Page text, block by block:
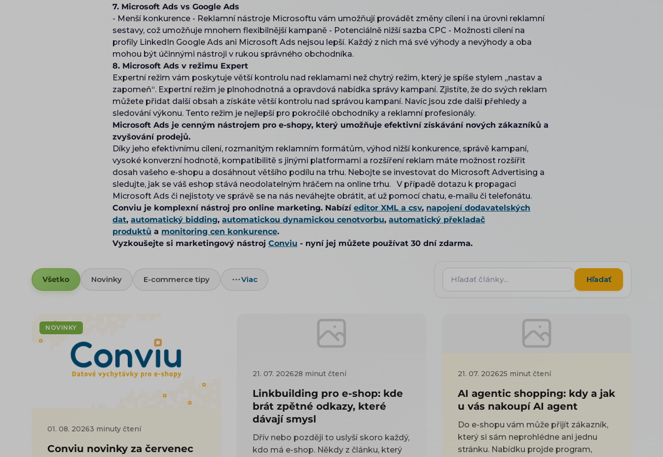
7. Microsoft Ads vs Google Ads
- Menší konkurence - Reklamní nástroje Microsoftu vám umožňují provádět změny cílení i na úrovni reklamní
sestavy, což umožňuje mnohem flexibilnější kampaně - Potenciálně nižší sazba CPC - Možnosti cílení na
profily LinkedIn Google Ads ani Microsoft Ads nejsou lepší. Každý z nich má své výhody a nevýhody a oba
mohou být účinnými nástroji v rukou správného obchodníka.
8. Microsoft Ads v režimu Expert
Expertní režim vám poskytuje větší kontrolu nad reklamami než chytrý režim, který je spíše stylem „nastav a
zapomeň“. Expertní režim je plnohodnotná a opravdová nabídka správy kampaní. Zjistíte, že do svých reklam
můžete přidat další obsah a získáte větší kontrolu nad správou kampaní. Navíc jsou zde další přehledy a
sledování výkonu. Tento režim je nejlepší pro pokročilé obchodníky a reklamní profesionály.
Microsoft Ads je cenným nástrojem pro e-shopy, který umožňuje efektivní získávání nových zákazníků a
zvyšování prodejů.
Díky jeho efektivnímu cílení, rozmanitým reklamním formátům, výhod nižší konkurence, správě kampaní,
vysoké konverzní hodnotě, kompatibilitě s jinými platformami a rozšíření reklam máte možnost rozšířit
dosah vašeho e-shopu a dosáhnout většího podílu na trhu. Nebojte se investovat do Microsoft Advertising a
sledujte, jak se váš eshop stává neodolatelným hráčem na online trhu. V případě dotazu k propagaci
Microsoft Ads či nejistoty ve správě se na nás neváhejte obrátit, ať už pomocí chatu, e-mailu či telefonátu.
Conviu je komplexní nástroj pro online marketing. Nabízí editor XML a csv, napojení dodavatelských
dat, automatický bidding, automatickou dynamickou cenotvorbu, automatický překladač
produktů a monitoring cen konkurence.
Vyzkoušejte si marketingový nástroj Conviu - nyní jej můžete používat 30 dní zdarma.
Všetko Novinky E-commerce tipy Viac
Hľadať
články...
Hľadať
NOVINKY
01. 08. 20263 minuty čtení
Conviu novinky za červenec
21. 07. 202628 minut čtení
Linkbuilding pro e-shop: kde
brát zpětné odkazy, které
dávají smysl
Dřív nebo později to uslyší skoro každý,
kdo má e-shop. Někdy z článku, který
21. 07. 202625 minut čtení
AI agentic shopping: kdy a jak
u vás nakoupí AI agent
Do e-shopu vám může přijít zákazník,
který si sám neprohlédne ani jednu
stránku. Nabídku projde program,